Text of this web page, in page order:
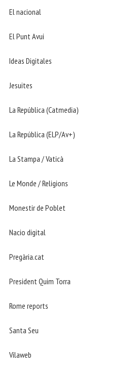
El nacional
El Punt Avui
Ideas Digitales
Jesuites
La República (Catmedia)
La República (ELP/Av+)
La Stampa / Vaticà
Le Monde / Religions
Monestir de Poblet
Nacio digital
Pregària.cat
President Quim Torra
Rome reports
Santa Seu
Vilaweb